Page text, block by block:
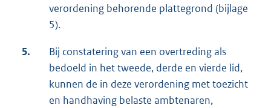
verordening behorende plattegrond (bijlage
5).
5.
Bij constatering van een overtreding als
bedoeld in het tweede, derde en vierde lid,
kunnen de in deze verordening met toezicht
en handhaving belaste ambtenaren,